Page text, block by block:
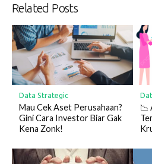
Related Posts
Data Strategic
Mau Cek Aset Perusahaan?
Gini Cara Investor Biar Gak
Kena Zonk!
📉